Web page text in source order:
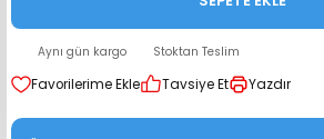
Aynı gün kargo Stoktan Teslim
Tavsiye Et Yazdır